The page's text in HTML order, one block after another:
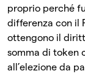
proprio perché
differenza con il
ottengono il
somma di token
all’elezione da